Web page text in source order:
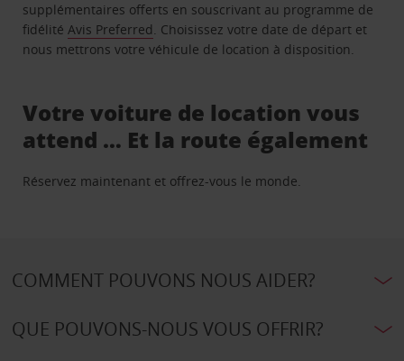
supplémentaires offerts en souscrivant au programme de
fidélitéAvis Preferred. Choisissez votre date de départ et
nous mettrons votre véhicule de location à disposition.
Votre voiture de location vous
attend … Et la route également
Réservez maintenant et offrez-vous le monde.
COMMENT POUVONS NOUS AIDER?
QUE POUVONS-NOUS VOUS OFFRIR?